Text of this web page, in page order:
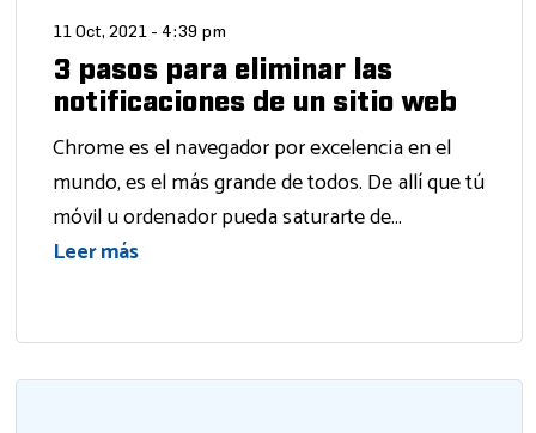
11 Oct, 2021 - 4:39 pm
3 pasos para eliminar las
notificaciones de un sitio web
Chrome es el navegador por excelencia en el
mundo, es el más grande de todos. De allí que tú
móvil u ordenador pueda saturarte de...
Leer más